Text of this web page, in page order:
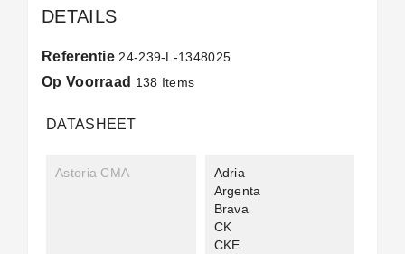
DETAILS
Referentie 24-239-L-1348025
Op Voorraad 138 Items
DATASHEET
Astoria CMA
Adria
Argenta
Brava
CK
CKE